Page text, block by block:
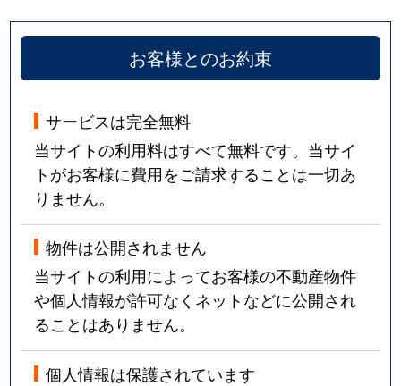
お客様とのお約束
サービスは完全無料
当サイトの利用料はすべて無料です。当サイ
トがお客様に費用をご請求することは一切あ
りません。
物件は公開されません
当サイトの利用によってお客様の不動産物件
や個人情報が許可なくネットなどに公開され
ることはありません。
個人情報は保護されています